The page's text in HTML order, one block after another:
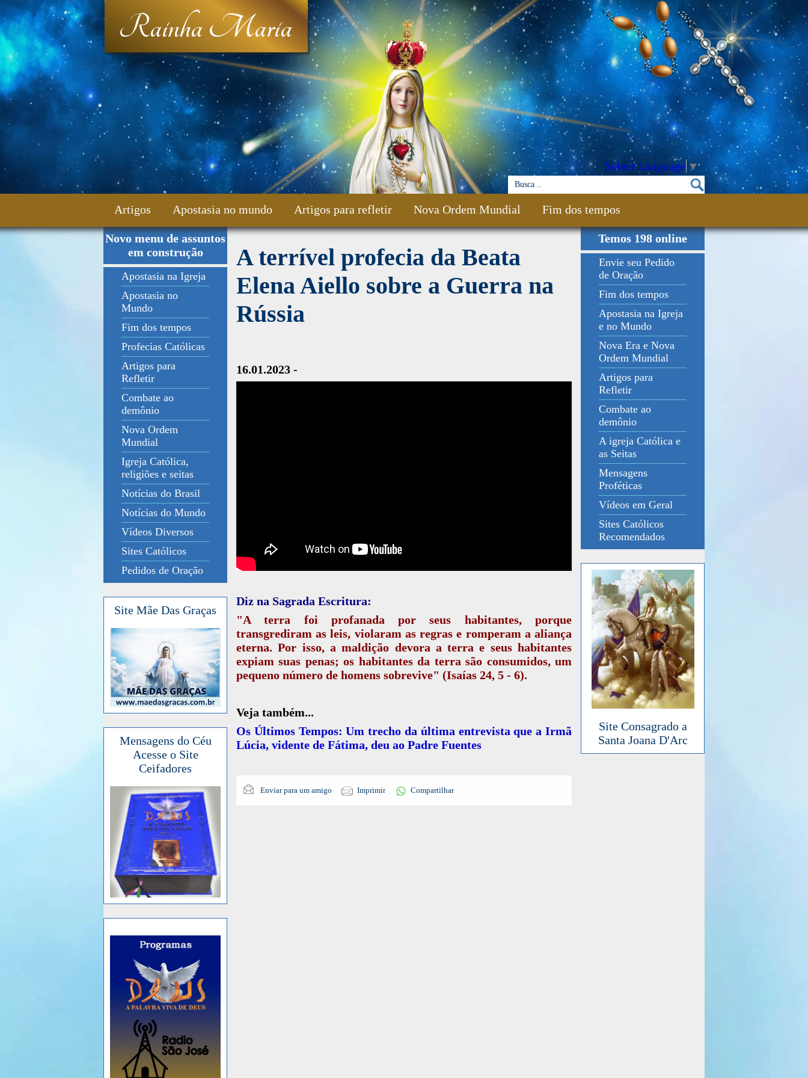
Rainha Maria
Select Language ▼
Artigos Apostasia no mundo Artigos para refletir Nova Ordem Mundial Fim dos tempos
Fale Conosco
Novo menu de assuntos
em construção
Apostasia na Igreja
Apostasia no
Mundo
Fim dos tempos
Profecias Católicas
Artigos para
Refletir
Combate ao
demônio
Nova Ordem
Mundial
Igreja Católica,
religiões e seitas
Notícias do Brasil
Notícias do Mundo
Vídeos Diversos
Sites Católicos
Pedidos de Oração
Site Mãe Das Graças
Mensagens do Céu
Acesse o Site
Ceifadores
A terrível profecia da Beata
Elena Aiello sobre a Guerra na
Rússia
16.01.2023 -
Diz na Sagrada Escritura:
"A terra foi profanada por seus habitantes, porque
transgrediram as leis, violaram as regras e romperam a aliança
eterna. Por isso, a maldição devora a terra e seus habitantes
expiam suas penas; os habitantes da terra são consumidos, um
pequeno número de homens sobrevive" (Isaías 24, 5 - 6).
Veja também...
Os Últimos Tempos: Um trecho da última entrevista que a Irmã
Lúcia, vidente de Fátima, deu ao Padre Fuentes
Enviar para um amigo Imprimir Compartilhar
Temos 198 online
Envie seu Pedido
de Oração
Fim dos tempos
Apostasia na Igreja
e no Mundo
Nova Era e Nova
Ordem Mundial
Artigos para
Refletir
Combate ao
demônio
A igreja Católica e
as Seitas
Mensagens
Proféticas
Vídeos em Geral
Sites Católicos
Recomendados
Site Consagrado a
Santa Joana D'Arc